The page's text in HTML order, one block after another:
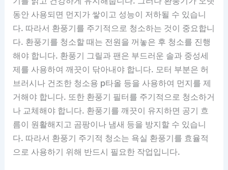
동안 사용되면 먼지가 쌓이고 성능이 저하될 수 있습니
다. 따라서 환풍기를 주기적으로 청소하는 것이 중요합니
다. 환풍기를 청소할 때는 전원을 꺼놓은 후 청소를 진행
해야 합니다. 환풍기 그릴과 팬은 부드러운 솔과 중성세
제를 사용하여 깨끗이 닦아내야 합니다. 모터 부분은 허
브러시나 건조한 청소용 p타올 등을 사용하여 먼지를 제
거해야 합니다. 또한 환풍기 필터를 주기적으로 청소하거
나 교체해야 합니다. 환풍기를 깨끗이 유지하면 공기 흐
름이 원활해지고 곰팡이나 냄새 등을 방지할 수 있습니
다. 따라서 환풍기 주기적 청소는 욕실 환풍기를 효율적
으로 사용하기 위해 반드시 필요한 작업입니다.